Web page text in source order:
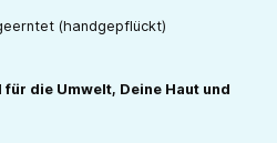
(handgepflückt)
die Umwelt, Deine Haut und